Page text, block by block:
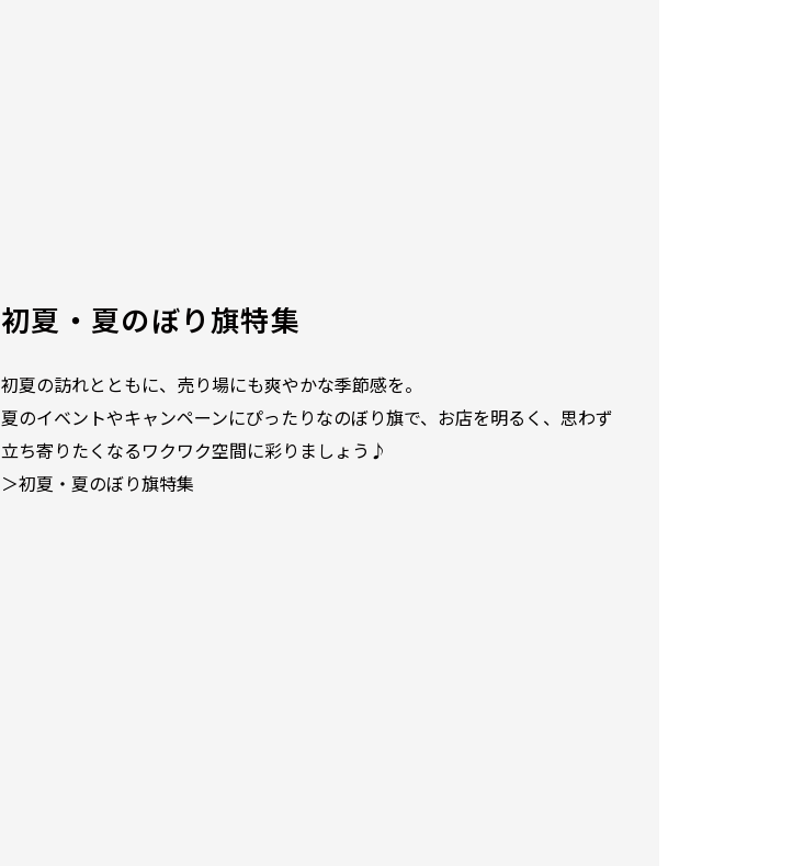
初夏・夏のぼり旗特集
初夏の訪れとともに、売り場にも爽やかな季節感を。
夏のイベントやキャンペーンにぴったりなのぼり旗で、お店を明るく、思わず
立ち寄りたくなるワクワク空間に彩りましょう♪
＞初夏・夏のぼり旗特集